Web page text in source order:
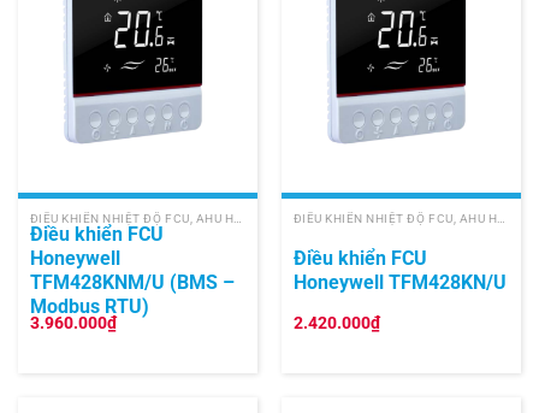
Điều khiển FCU
Honeywell
TFM428KNM/U (BMS –
Modbus RTU)
3.960.000₫
Điều khiển FCU
Honeywell TFM428KN/U
2.420.000₫